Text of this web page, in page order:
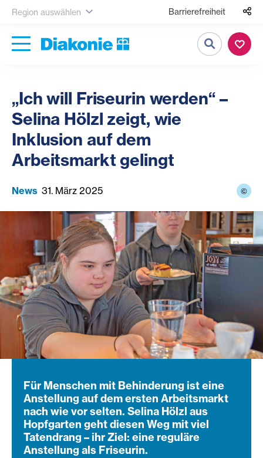
Region auswählen Barrierefreiheit
Suche
„Ich will Friseurin werden“ –
Selina Hölzl zeigt, wie
Inklusion auf dem
Arbeitsmarkt gelingt
News 31. März 2025 ©
Für Menschen mit Behinderung ist eine
Anstellung auf dem ersten Arbeitsmarkt
nach wie vor selten. Selina Hölzl aus
Hopfgarten geht diesen Weg mit viel
Tatendrang – ihr Ziel: eine reguläre
Anstellung als Friseurin.